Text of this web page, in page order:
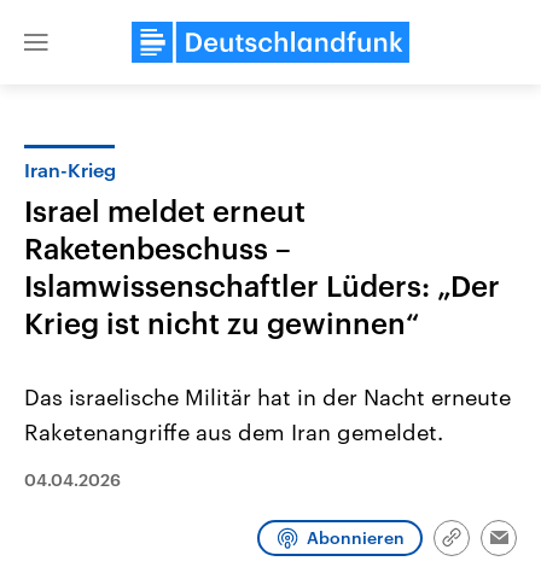
Close
Landtagswahl Sachsen-Anhalt
2026
Sachsen-Anhalt wählt am 6.
Bundesland von einer Koalition aus
Aktuelle Beiträge,
den mächtigsten Ländern
mit großem Einfluss auf
aktuelle Weltgeschehen.
Iran-Krieg
Israel meldet erneut
Raketenbeschuss –
Islamwissenschaftler Lüders: „Der
Krieg ist nicht zu gewinnen“
Das israelische Militär hat in der Nacht erneute
Raketenangriffe aus dem Iran gemeldet.
04.04.2026
Abonnieren
Link